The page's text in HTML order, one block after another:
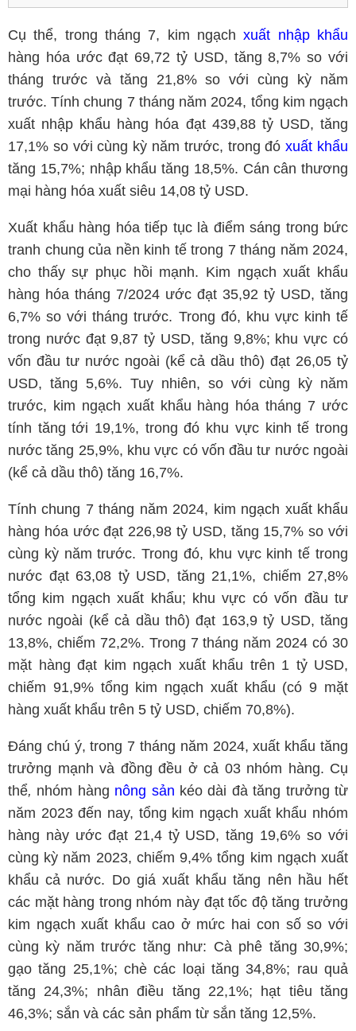
Cụ thể, trong tháng 7, kim ngạchxuất nhập khẩu
hàng hóa ước đạt 69,72 tỷ USD, tăng 8,7% so với
tháng trước và tăng 21,8% so với cùng kỳ năm
trước. Tính chung 7 tháng năm 2024, tổng kim ngạch
xuất nhập khẩu hàng hóa đạt 439,88 tỷ USD, tăng
17,1% so với cùng kỳ năm trước, trong đóxuất khẩu
tăng 15,7%; nhập khẩu tăng 18,5%. Cán cân thương
mại hàng hóa xuất siêu 14,08 tỷ USD.
Xuất khẩu hàng hóa tiếp tục là điểm sáng trong bức
tranh chung của nền kinh tế trong 7 tháng năm 2024,
cho thấy sự phục hồi mạnh. Kim ngạch xuất khẩu
hàng hóa tháng 7/2024 ước đạt 35,92 tỷ USD, tăng
6,7% so với tháng trước. Trong đó, khu vực kinh tế
trong nước đạt 9,87 tỷ USD, tăng 9,8%; khu vực có
vốn đầu tư nước ngoài (kể cả dầu thô) đạt 26,05 tỷ
USD, tăng 5,6%. Tuy nhiên, so với cùng kỳ năm
trước, kim ngạch xuất khẩu hàng hóa tháng 7 ước
tính tăng tới 19,1%, trong đó khu vực kinh tế trong
nước tăng 25,9%, khu vực có vốn đầu tư nước ngoài
(kể cả dầu thô) tăng 16,7%.
Tính chung 7 tháng năm 2024, kim ngạch xuất khẩu
hàng hóa ước đạt 226,98 tỷ USD, tăng 15,7% so với
cùng kỳ năm trước. Trong đó, khu vực kinh tế trong
nước đạt 63,08 tỷ USD, tăng 21,1%, chiếm 27,8%
tổng kim ngạch xuất khẩu; khu vực có vốn đầu tư
nước ngoài (kể cả dầu thô) đạt 163,9 tỷ USD, tăng
13,8%, chiếm 72,2%. Trong 7 tháng năm 2024 có 30
mặt hàng đạt kim ngạch xuất khẩu trên 1 tỷ USD,
chiếm 91,9% tổng kim ngạch xuất khẩu (có 9 mặt
hàng xuất khẩu trên 5 tỷ USD, chiếm 70,8%).
Đáng chú ý, trong 7 tháng năm 2024, xuất khẩu tăng
trưởng mạnh và đồng đều ở cả 03 nhóm hàng. Cụ
thể, nhóm hàng nông sản kéo dài đà tăng trưởng từ
năm 2023 đến nay, tổng kim ngạch xuất khẩu nhóm
hàng này ước đạt 21,4 tỷ USD, tăng 19,6% so với
cùng kỳ năm 2023, chiếm 9,4% tổng kim ngạch xuất
khẩu cả nước. Do giá xuất khẩu tăng nên hầu hết
các mặt hàng trong nhóm này đạt tốc độ tăng trưởng
kim ngạch xuất khẩu cao ở mức hai con số so với
cùng kỳ năm trước tăng như: Cà phê tăng 30,9%;
gạo tăng 25,1%; chè các loại tăng 34,8%; rau quả
tăng 24,3%; nhân điều tăng 22,1%; hạt tiêu tăng
46,3%; sắn và các sản phẩm từ sắn tăng 12,5%.